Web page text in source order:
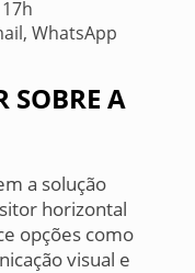
WhatsApp
SOBRE A
a solução
horizontal
opções como
visual e